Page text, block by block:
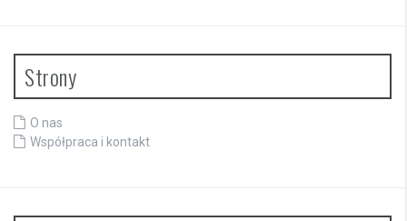
Strony
O nas
Współpraca i kontakt